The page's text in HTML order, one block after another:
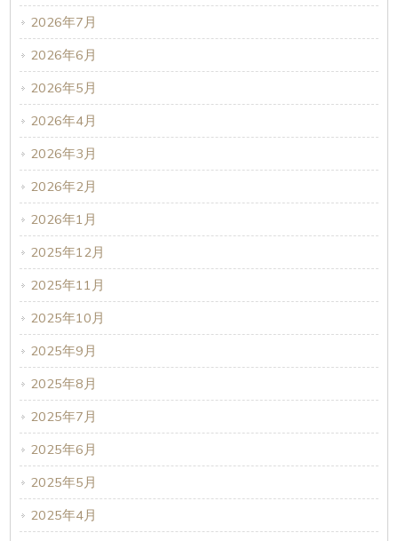
2026年7月
2026年6月
2026年5月
2026年4月
2026年3月
2026年2月
2026年1月
2025年12月
2025年11月
2025年10月
2025年9月
2025年8月
2025年7月
2025年6月
2025年5月
2025年4月